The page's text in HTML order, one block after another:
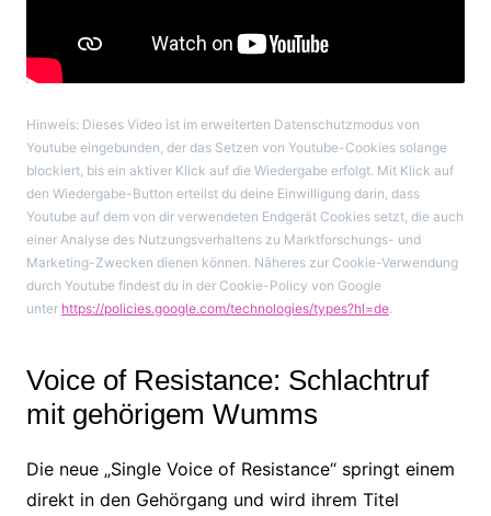
Hinweis: Dieses Video ist im erweiterten Datenschutzmodus von
Youtube eingebunden, der das Setzen von Youtube-Cookies solange
blockiert, bis ein aktiver Klick auf die Wiedergabe erfolgt. Mit Klick auf
den Wiedergabe-Button erteilst du deine Einwilligung darin, dass
Youtube auf dem von dir verwendeten Endgerät Cookies setzt, die auch
einer Analyse des Nutzungsverhaltens zu Marktforschungs- und
Marketing-Zwecken dienen können. Näheres zur Cookie-Verwendung
durch Youtube findest du in der Cookie-Policy von Google
unter https://policies.google.com/technologies/types?hl=de.
Voice of Resistance: Schlachtruf
mit gehörigem Wumms
Die neue „Single Voice of Resistance“ springt einem
direkt in den Gehörgang und wird ihrem Titel